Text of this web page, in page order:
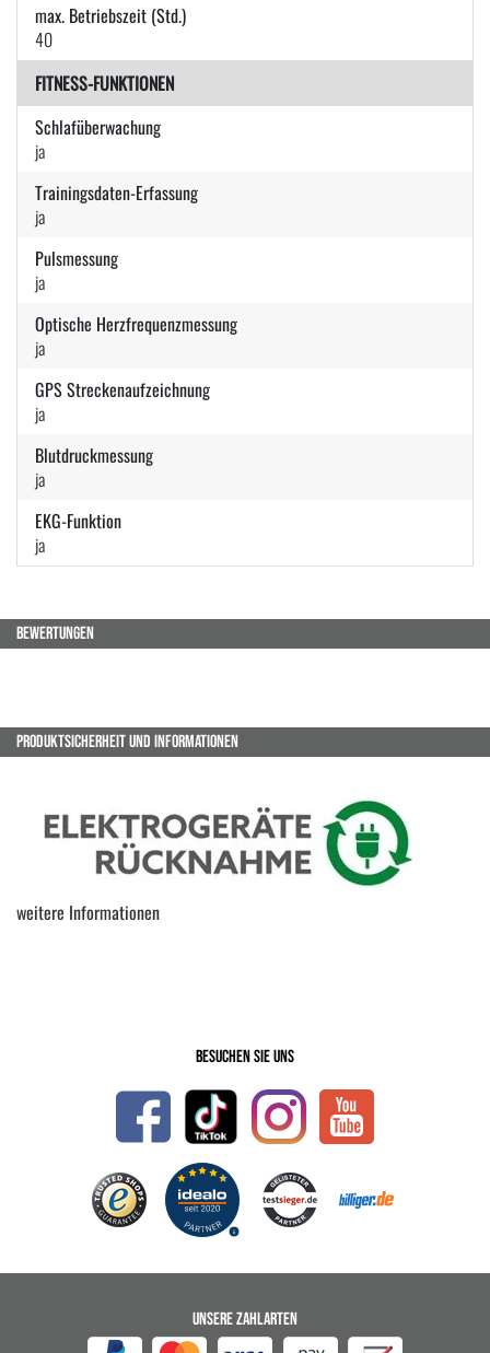
max. Betriebszeit (Std.)
40
FITNESS-FUNKTIONEN
Schlafüberwachung
ja
Trainingsdaten-Erfassung
ja
Pulsmessung
ja
Optische Herzfrequenzmessung
ja
GPS Streckenaufzeichnung
ja
Blutdruckmessung
ja
EKG-Funktion
ja
BEWERTUNGEN
PRODUKTSICHERHEIT UND INFORMATIONEN
weitere Informationen
Besuchen Sie uns
UNSERE ZAHLARTEN